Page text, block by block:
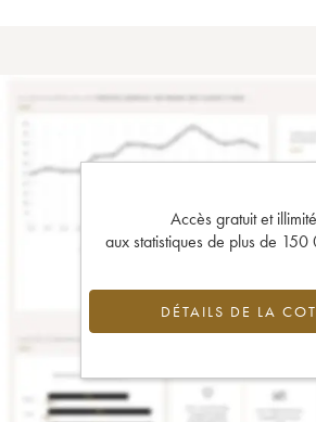
Accès gratuit et illimité
aux statistiques de plus de
DÉTAILS DE LA